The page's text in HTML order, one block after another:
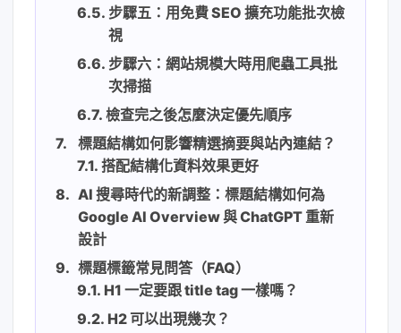
步驟五：用免費 SEO 擴充功能批次檢
視
步驟六：網站規模大時用爬蟲工具批
次掃描
檢查完之後怎麼決定優先順序
標題結構如何影響精選摘要與站內連結？
搭配結構化資料效果更好
AI 搜尋時代的新調整：標題結構如何為
Google AI Overview 與 ChatGPT 重新
設計
標題標籤常見問答（FAQ）
H1 一定要跟 title tag 一樣嗎？
H2 可以出現幾次？